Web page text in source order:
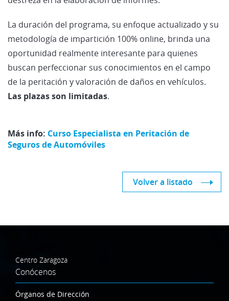
La duración del programa, su enfoque actualizado y su
metodología de impartición 100% online, brinda una
oportunidad realmente interesante para quienes
buscan perfeccionar sus conocimientos en el campo
de la peritación y valoración de daños en vehículos.
Las plazas son limitadas.
Más info: Curso Especialista en Peritación de
Seguros de Automóviles
Volver a listado
Centro Zaragoza
Conócenos
Órganos de Dirección